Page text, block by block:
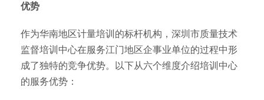
优势
作为华南地区计量培训的标杆机构，深圳市质量技术
监督培训中心在服务江门地区企事业单位的过程中形
成了独特的竞争优势。以下从六个维度介绍培训中心
的服务优势：